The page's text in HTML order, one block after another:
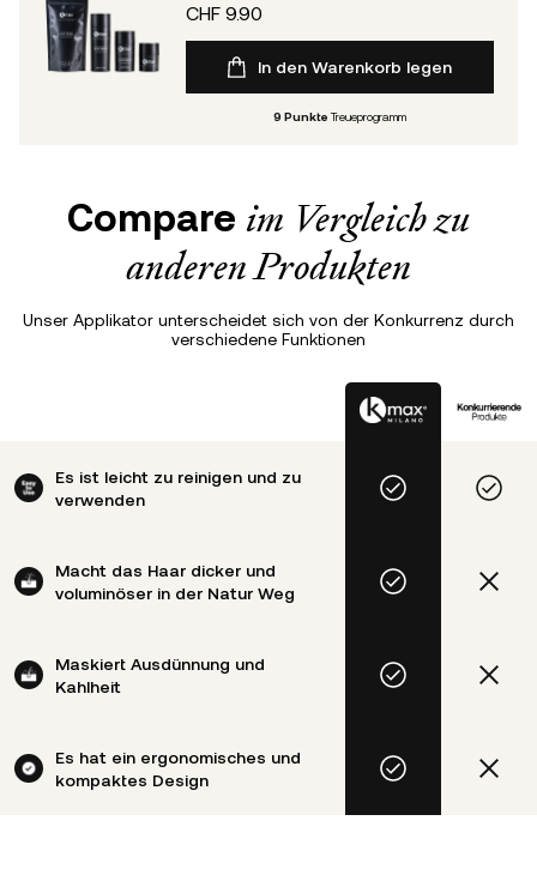
CHF 9.90
In den Warenkorb legen
9 Punkte Treueprogramm
Compare im Vergleich zu
anderen Produkten
Unser Applikator unterscheidet sich von der Konkurrenz durch
verschiedene Funktionen
Es ist leicht zu reinigen und zu
verwenden
Macht das Haar dicker und
voluminöser in der Natur Weg
Maskiert Ausdünnung und
Kahlheit
Es hat ein ergonomisches und
kompaktes Design